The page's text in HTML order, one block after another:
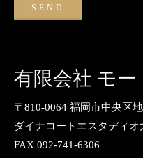
有限会社 モー
〒810-0064 福岡市中央区
ダイナコートエスタディオ
FAX 092-741-6306